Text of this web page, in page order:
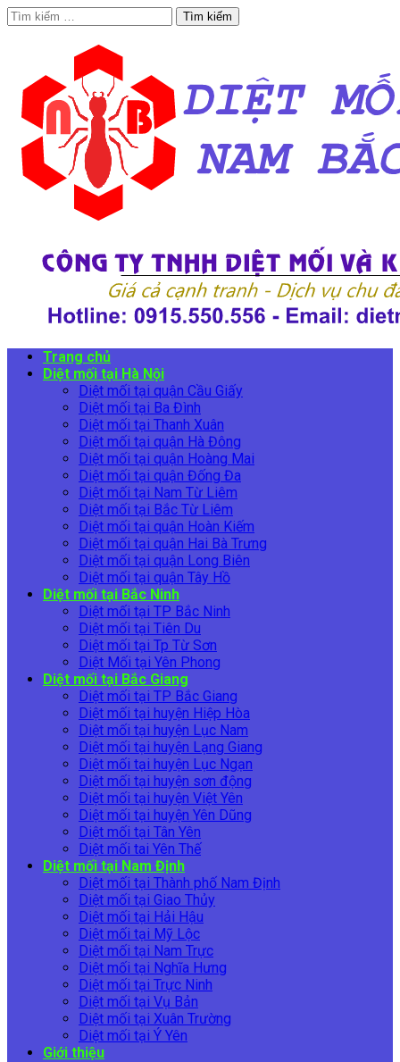
Tìm
kiếm
Trang chủ
Diệt mối tại Hà Nội
Diệt mối tại quận Cầu Giấy
Diệt mối tại Ba Đình
Diệt mối tại Thanh Xuân
Diệt mối tại quận Hà Đông
Diệt mối tại quận Hoàng Mai
Diệt mối tại quận Đống Đa
Diệt mối tại Nam Từ Liêm
Diệt mối tại Bắc Từ Liêm
Diệt mối tại quận Hoàn Kiếm
Diệt mối tại quận Hai Bà Trưng
Diệt mối tại quận Long Biên
Diệt mối tại quận Tây Hồ
Diệt mối tại Bắc Ninh
Diệt mối tại TP Bắc Ninh
Diệt mối tại Tiên Du
Diệt mối tại Tp Từ Sơn
Diệt Mối tại Yên Phong
Diệt mối tại Bắc Giang
Diệt mối tại TP Bắc Giang
Diệt mối tại huyện Hiệp Hòa
Diệt mối tại huyện Lục Nam
Diệt mối tại huyện Lạng Giang
Diệt mối tại huyện Lục Ngạn
Diệt mối tại huyện sơn động
Diệt mối tại huyện Việt Yên
Diệt mối tại huyện Yên Dũng
Diệt mối tại Tân Yên
Diệt mối tai Yên Thế
Diệt mối tại Nam Định
Diệt mối tại Thành phố Nam Định
Diệt mối tại Giao Thủy
Diệt mối tại Hải Hậu
Diệt mối tại Mỹ Lộc
Diệt mối tại Nam Trực
Diệt mối tại Nghĩa Hưng
Diệt mối tại Trực Ninh
Diệt mối tại Vụ Bản
Diệt mối tại Xuân Trường
Diệt mối tại Ý Yên
Giới thiệu